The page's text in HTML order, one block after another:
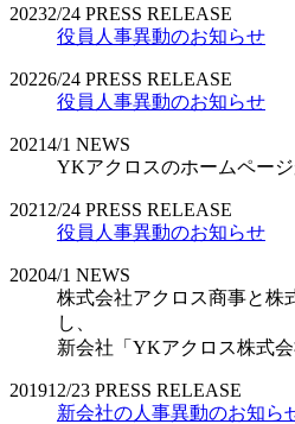
20232/24 PRESS RELEASE
役員人事異動のお知らせ
20226/24 PRESS RELEASE
役員人事異動のお知らせ
20214/1 NEWS
YKアクロスのホームペー
2021 2/24 PRESS RELEASE
役員人事異動のお知らせ
20204/1 NEWS
株式会社アクロス商事と株
し、
新会社「YKアクロス株式
201912/23 PRESS RELEASE
新会社の人事異動のお知ら